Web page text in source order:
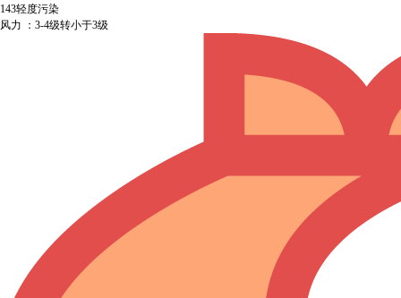
143轻度污染
风力 ：3-4级转小于3级